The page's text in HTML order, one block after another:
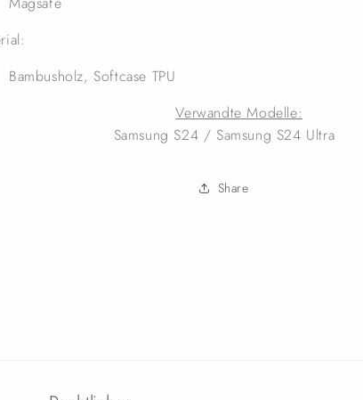
Bambusholz, Softcase TPU
Verwandte Modelle:
Samsung S24 / Samsung S24 Ultra
Share